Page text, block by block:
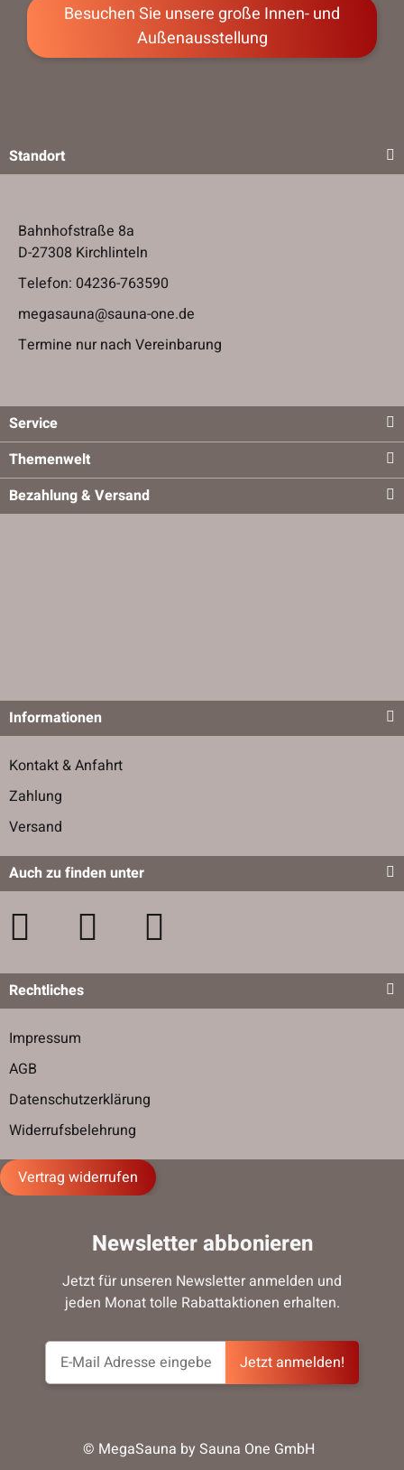
Besuchen Sie unsere große Innen- und
Außenausstellung
Standort
Bahnhofstraße 8a
D-27308 Kirchlinteln
Telefon: 04236-763590
megasauna@sauna-one.de
Termine nur nach Vereinbarung
Service
Themenwelt
Bezahlung & Versand
Informationen
Kontakt & Anfahrt
Zahlung
Versand
Auch zu finden unter
Rechtliches
Impressum
AGB
Datenschutzerklärung
Widerrufsbelehrung
Vertrag widerrufen
Newsletter abbonieren
Jetzt anmelden!
Jetzt für unseren Newsletter anmelden und
jeden Monat tolle Rabattaktionen erhalten.
© MegaSauna by Sauna One GmbH